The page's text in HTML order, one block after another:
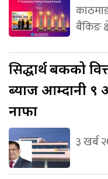
बैंकिङ
सिद्धार्थबैंकको
ब्याज आम्दानी ९
नाफा
३ खर्ब